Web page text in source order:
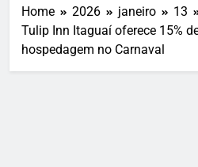
Home 2026 janeiro
13
Tulip Inn Itaguaí oferece 15%
hospedagem no Carnaval